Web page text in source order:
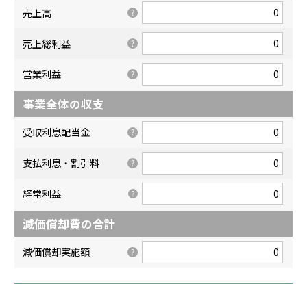
売上高
売上総利益
営業利益
事業全体の収支
受取利息配当金
支払利息・割引料
経常利益
減価償却費の合計
減価償却実施額